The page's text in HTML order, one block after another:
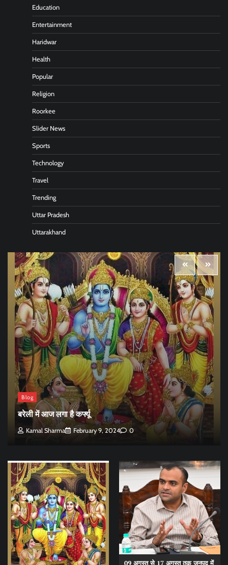
Education
Entertainment
Haridwar
Health
Popular
Religion
Roorkee
Slider News
Sports
Technology
Travel
Trending
Uttar Pradesh
Uttarakhand
Blog
बरेली में आज लगा है कर्फ्यू
Kamal Sharma February 9, 2024 0
09 अगस्त से 17 अगस्त तक जनपद में